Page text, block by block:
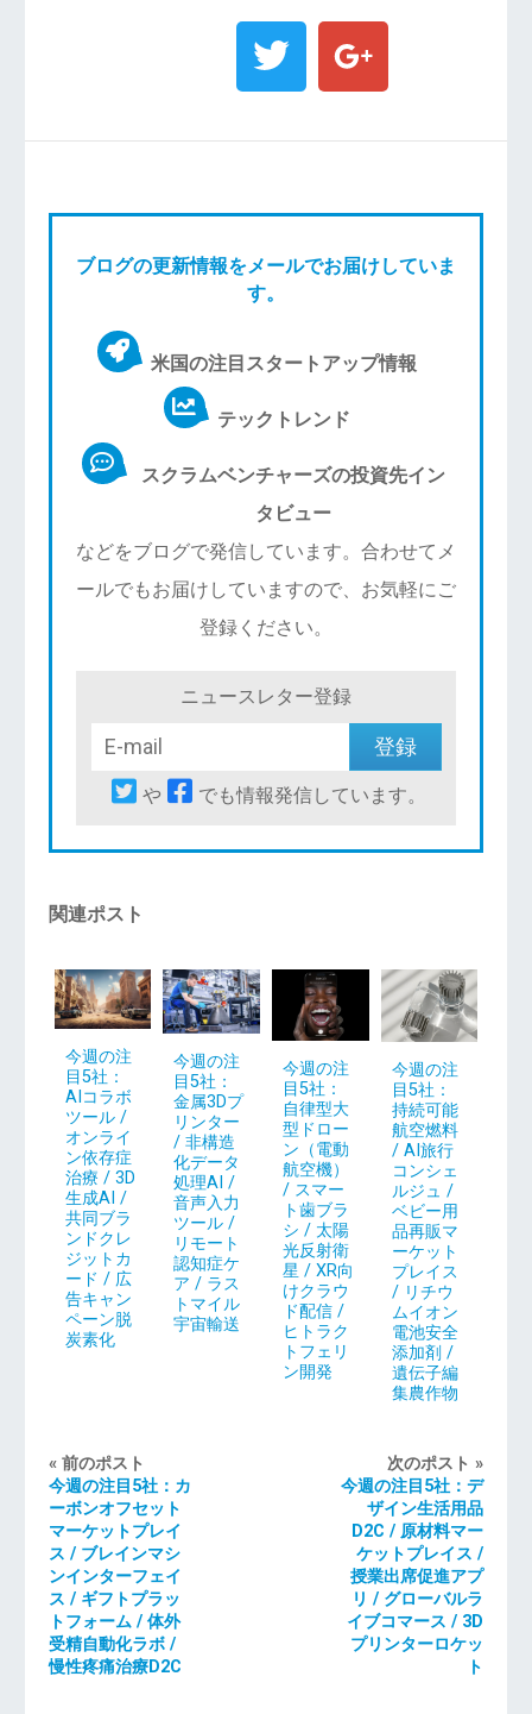
ブログの更新情報をメールでお届けしていま
す。
米国の注目スタートアップ情報
テックトレンド
スクラムベンチャーズの投資先イン
タビュー
などをブログで発信しています。合わせてメ
ールでもお届けしていますので、お気軽にご
登録ください。
ニュースレター登録
や でも情報発信しています。
関連ポスト
今週の注
目5社：
AIコラボ
ツール /
オンライ
ン依存症
治療 / 3D
生成AI /
共同ブラ
ンドクレ
ジットカ
ード / 広
告キャン
ペーン脱
炭素化
今週の注
目5社：
金属3Dプ
リンター
/ 非構造
化データ
処理AI /
音声入力
ツール /
リモート
認知症ケ
ア / ラス
トマイル
宇宙輸送
今週の注
目5社：
自律型大
型ドロー
ン（電動
航空機）
/ スマー
ト歯ブラ
シ / 太陽
光反射衛
星 / XR向
けクラウ
ド配信 /
ヒトラク
トフェリ
ン開発
今週の注
目5社：
持続可能
航空燃料
/ AI旅行
コンシェ
ルジュ /
ベビー用
品再販マ
ーケット
プレイス
/ リチウ
ムイオン
電池安全
添加剤 /
遺伝子編
集農作物
« 前のポスト
今週の注目5社：カ
ーボンオフセット
マーケットプレイ
ス / ブレインマシ
ンインターフェイ
ス / ギフトプラッ
トフォーム / 体外
受精自動化ラボ /
慢性疼痛治療D2C
次のポスト »
今週の注目5社：デ
ザイン生活用品
D2C / 原材料マー
ケットプレイス /
授業出席促進アプ
リ / グローバルラ
イブコマース / 3D
プリンターロケッ
ト